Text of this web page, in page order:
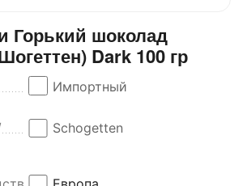
Горький шоколад
Dark 100 гр
Импортный
Schogetten